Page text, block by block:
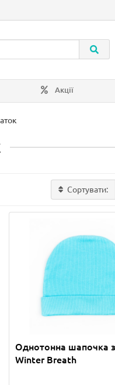
Акції
Сортувати:
Однотонна шапочка
Winter Breath